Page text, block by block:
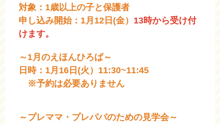
対象：1歳以上の子と保護者
申し込み開始：1月12日(金） 13時から受け付
けます。
～1月のえほんひろば～
日時：1月16日(火）11:30~11:45
※予約は必要ありません
～プレママ・プレパパのための見学会～